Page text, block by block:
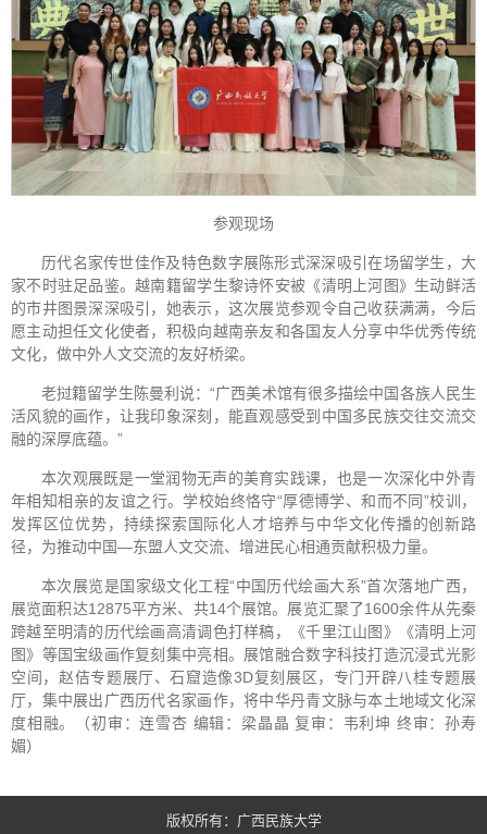
参观现场
历代名家传世佳作及特色数字展陈形式深深吸引在场留学生，大
家不时驻足品鉴。越南籍留学生黎诗怀安被《清明上河图》生动鲜活
的市井图景深深吸引，她表示，这次展览参观令自己收获满满，今后
愿主动担任文化使者，积极向越南亲友和各国友人分享中华优秀传统
文化，做中外人文交流的友好桥梁。
老挝籍留学生陈曼利说：“广西美术馆有很多描绘中国各族人民生
活风貌的画作，让我印象深刻，能直观感受到中国多民族交往交流交
融的深厚底蕴。”
本次观展既是一堂润物无声的美育实践课，也是一次深化中外青
年相知相亲的友谊之行。学校始终恪守“厚德博学、和而不同”校训，
发挥区位优势，持续探索国际化人才培养与中华文化传播的创新路
径，为推动中国—东盟人文交流、增进民心相通贡献积极力量。
本次展览是国家级文化工程“中国历代绘画大系”首次落地广西，
展览面积达12875平方米、共14个展馆。展览汇聚了1600余件从先秦
跨越至明清的历代绘画高清调色打样稿，《千里江山图》《清明上河
图》等国宝级画作复刻集中亮相。展馆融合数字科技打造沉浸式光影
空间，赵佶专题展厅、石窟造像3D复刻展区，专门开辟八桂专题展
厅，集中展出广西历代名家画作，将中华丹青文脉与本土地域文化深
度相融。（初审：连雪杏 编辑：梁晶晶 复审：韦利坤 终审：孙寿
媚）
版权所有：广西民族大学